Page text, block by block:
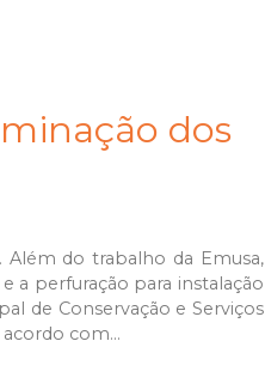
dos
Além do trabalho da Emusa,
a perfuração para instalação
de Conservação e Serviços
com...